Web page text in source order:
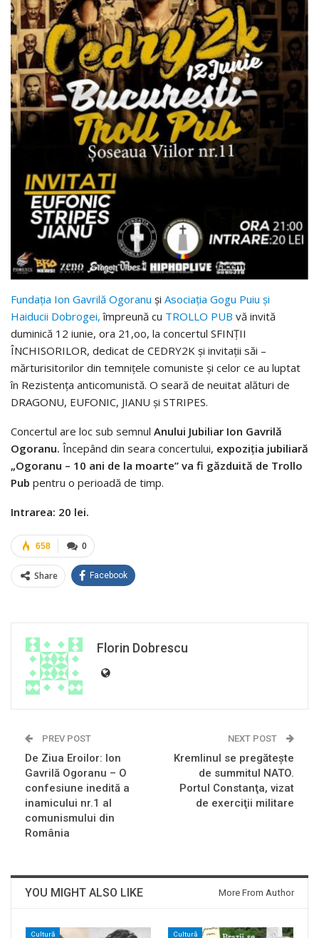
Fundaţia Ion Gavrilă Ogoranu şi Asociaţia Gogu Puiu şi
Haiducii Dobrogei, împreună cu TROLLO PUB vă invită
duminică 12 iunie, ora 21,oo, la concertul SFINŢII
ÎNCHISORILOR, dedicat de CEDRY2K şi invitaţii săi –
mărturisitorilor din temniţele comuniste şi celor ce au luptat
în Rezistenţa anticomunistă. O seară de neuitat alături de
DRAGONU, EUFONIC, JIANU şi STRIPES.
Concertul are loc sub semnul Anului Jubiliar Ion Gavrilă
Ogoranu. Începând din seara concertului, expoziţia jubiliară
„Ogoranu – 10 ani de la moarte” va fi găzduită de Trollo
Pub pentru o perioadă de timp.
Intrarea: 20 lei.
0
658
Share Facebook
Florin Dobrescu
PREV POST
De Ziua Eroilor: Ion
Gavrilă Ogoranu – O
confesiune inedită a
inamicului nr.1 al
comunismului din
România
NEXT POST
Kremlinul se pregăteşte
de summitul NATO.
Portul Constanţa, vizat
de exerciţii militare
YOU MIGHT ALSO LIKE More From Author
Cultură Cultură